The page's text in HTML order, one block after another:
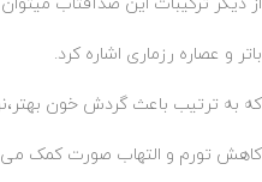
باتر و عصاره رزماری اشاره کرد.
که به ترتیب باعث گردش خون
کاهش تورم و التهاب صورت کمک می